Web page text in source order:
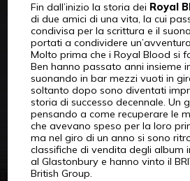
Fin dall’inizio la storia dei Royal
di due amici di una vita, la cui
condivisa per la scrittura e il
portati a condividere
Molto prima che i Royal Blood si
Ben hanno passato anni insieme
suonando in bar mezzi vuoti in
soltanto dopo sono diventati
storia di successo decennale. Un
pensando a come recuperare le
che avevano speso per la loro
ma nel giro di un anno si sono
classifiche di vendita degli album
al Glastonbury e hanno vinto il
British Group.